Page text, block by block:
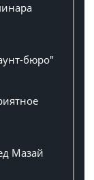
бюро"
Мазай